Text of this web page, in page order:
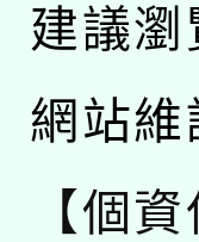
建議
網站維
【個